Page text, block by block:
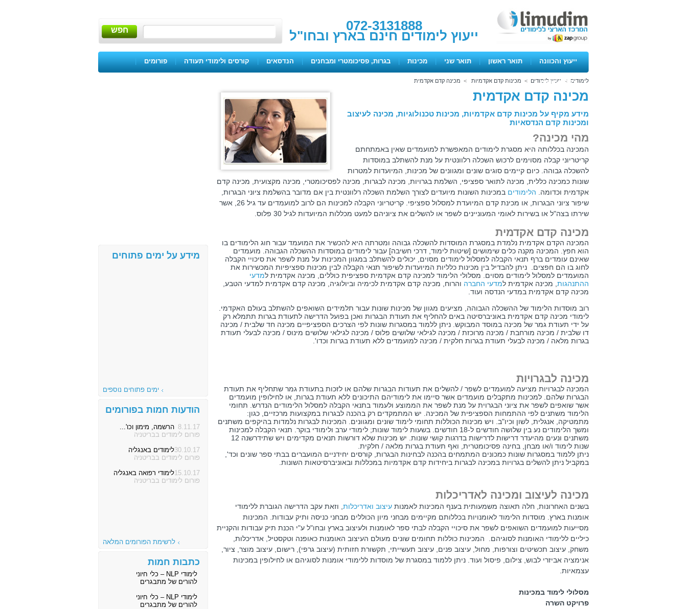
072-3131888
ייעוץ לימודים חינם בארץ ובחו"ל חפש
ייעוץ והכוונה | תואר ראשון | תואר שני | מכינות | בגרות, פסיכומטרי ומבחנים | הנדסאים | קורסים ולימודי תעודה | פורומים |
ימים פתוחיםלימודים > ייעוץ לימודים > מכינות קדם אקדמיות > מכינה קדם אקדמית
מכינה קדם אקדמית
מידע מקיף על מכינות קדם אקדמיות, מכינות טכנולוגיות, מכינה לעיצוב
ומכינות קדם הנדסאיות
מהי מכינה?
המכינה בכללותה היא מסגרת לימודים המאפשרת למועמדים שאין באמתחתם
קריטריוני קבלה מסוימים לרכוש השכלה רלוונטית על מנת להשתלב במוסדות
להשכלה גבוהה. כיום קיימים סוגים שונים ומגוונים של מכינות, המיועדות למטרות
שונות כמכינה כללית, מכינה לתואר ספציפי, השלמת בגרויות, מכינה לבגרות, מכינה לפסיכומטרי, מכינה מקצועית, מכינה קדם
אקדמית וכדומה. הלימודים במכינות השונות מיועדים לצורך השלמת השכלה רלוונטית בין אם מדובר בהשלמת ציוני הבגרות,
שיפור ציוני הבגרות, או מכינת קדם המיועדת למסלול ספציפי. קריטריוני הקבלה למכינות הם לרוב למועמדים עד גיל 26, אשר
שירתו בצה"ל או בשירות לאומי המעוניינים לשפר או להשלים את ציוניהם למעט מכללות המיועדות לגיל 30 פלוס.
מכינה קדם אקדמית
המכינה הקדם אקדמית נלמדת במסגרת המוסדות להשכלה גבוהה ומטרתה היא להכשיר את המועמד עבור חוג הלימודים בו
הוא חפץ. המכינה מקנה כלים שימושים [שיטות לימוד, דרכי חשיבה] עבור לימודים במוסדות ההשכלה הגבוהה. מועמדים
שאינם עומדים ברף תנאי הקבלה למסלול לימודים מסוים, יכולים להשתלב במגוון המכינות על מנת לשפר את סיכויי הקבלה
לחוג בו הם חפצים. ניתן להבדיל בין מכינות כלליות המיועדות לשיפור תנאי הקבלה לבין מכינות ספציפיות המכשירות את
המועמדים למסלול לימודים מסוים. מסלולי הלימוד למכינה קדם אקדמית ספציפית כוללים, מכינה אקדמית למדעי
ההתנהגות , מכינה אקדמית למדעי החברה והרוח, מכינה קדם אקדמית לכימיה וביולוגיה, מכינה קדם אקדמית למדעי הטבע,
מכינה קדם אקדמית במדעי הנדסה ועוד.
רוב מוסדות הלימוד של ההשכלה הגבוהה, מציעים מגוון של מכינות שונות עבור תלמידים השואפים להשתלב בעולם האקדמי.
לימודי מכינה קדם אקדמית באוניברסיטה באים להחליף את תעודת הבגרות ואכן בפועל הדרישה לתעודת בגרות תתמלא רק
על ידי תעודת גמר של מכינה במוסד המבוקש. ניתן ללמוד במסגרות שונות לפי הצרכים הספציפיים מכינה חד שלבית / מכינה
דו שלבית / מכינה מורחבת / מכינה מרוכזת / מכינה לגילאי שלושים פלוס / מכינה לגילאי שלושים מינוס / מכינה לבעלי תעודת
בגרות מלאה / מכינה לבעלי תעודת בגרות חלקית / מכינה למועמדים ללא תעודת בגרות וכדו'.
מכינה לבגרויות
המכינה לבגרויות מציעה למועמדים לשפר / להשלים את תעודות הבגרות שלהם או לזכות בתעודת גמר שתחליף את תעודת
הבגרות שלהם. למכינות מתקבלים מועמדים אשר סיימו את לימודיהם התיכונים ללא תעודת בגרות, או לחילופין מועמדים
אשר שואפים לשפר את ציוני הבגרוית על מנת לשפר את הממוצע ולעמוד בתנאי הקבלה למסלול הלימודים הנדרש. תחומי
הלימוד משתנים לפי ההתמחות הספציפית של המכינה. יש המתמקדים רק בהכנה לבגרות במקצועות מרכזיים, כגון:
מתמטיקה, אנגלית, לשון וכיו"ב. ויש מכינות הכוללות תחומי לימוד שונים ומגוונים. המכינות לבגרות נלמדות בהיקפים משתנים
ומשך הלימודים נע בין שלושה חודשים ל-18 חודשים. בשעות לימוד שונות; לימודי ערב ולימודי בוקר. תנאי הקבלה למכינות
משתנים ונעים מהיעדר דרישות לדרישות בדרגות קושי שונות. יש מכינות שלא דורשות תנאים מקדימים ויש שתידרשנה 12
שנות לימוד ו/או מבחן, בחינה פסיכומטרית, ואף תעודת בגרות מלאה / חלקית.
ניתן ללמוד במסגרות שונות כמכונים המתמחים בהכנה לבחינות הבגרות, קורסים יחידניים המועברים בבתי ספר שונים וכד',
במקביל ניתן להשלים בגרויות במכינה לבגרות ביחידות קדם אקדמיות במכללות ובאוניברסיטאות השונות.
מכינה לעיצוב ומכינה לאדריכלות
בשנים האחרונות, חלה תאוצה משמעותית בענף המכינות לאמנות עיצוב ואדריכלות , וזאת עקב הדרישה הגוברת ללימודי
אומנות בארץ. מוסדות הלימוד לאומנויות בכללותם מקיימים מבחני מיון הכוללים מבחני כניסה ותיק עבודות. המכינות
מסייעות למועמדים השואפים לשפר את סיכויי הקבלה לבתי ספר לאומנות ולעיצוב בארץ ובחו"ל ע"י הכנת תיק עבודות והקניית
כיליים ללימודי האומנות לסוגיהם. המכינות כוללות תחומים שונים מעולם העיצוב האומנות כאופנה וטקסטיל, אדריכלות,
משחק, עיצוב תכשיטים וצורפות, מחול, עיצוב פנים, עיצוב תעשייתי, תקשורת חזותית (עיצוב גרפי), רישום, עיצוב מוצר, ציור,
אנימציה אביזרי לבוש, צילום, פיסול ועוד. ניתן ללמוד במסגרת של מוסדות ללימודי אומנות לסוגיהם או לחילופין במכינות
עצמאיות.
מסלולי לימוד במכינות
פרויקט השרה
מידע על ימים פתוחים
ימים פתוחים נוספים
הודעות חמות בפורומים
8.11.17 הרשמה, מימון וכו'...
פורום לימודים בבריטניה
30.10.17לימודים באנגליה
פורום לימודים בבריטניה
15.10.17לימודי רפואה באנגליה
פורום לימודים בבריטניה
לרשימת הפורומים המלאה
כתבות חמות
לימודי NLP – כלי חיוני
להורים של מתבגרים
לימודי NLP – כלי חיוני
להורים של מתבגרים